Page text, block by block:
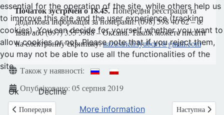
Початок зустрічей о 18.45. Попередня реєстрація та
додаткова інформація за номерами: (098) 598 40 62 – о.
Іван або (097) 355 3988 – Оксана. Також можете писати
на електронну скриньку:nazustrich.lyubovi@gmail.com
ДеталіТакож у наявності:
Опубліковано: 05 серпня 2019
Попередня стаття: США: Адміністрація президента Трампа знову
Попередня Наступна
Наступна
essential for the operation of the site, while others help us
to improve this site and the user experience (tracking
cookies). You can decide for yourself whether you want to
allow cookies or not. Please note that if you reject them,
you may not be able to use all the functionalities of the
site.
Ok
Decline
More information